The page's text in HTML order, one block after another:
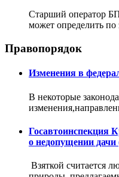
Старший оператор
может определить по
Правопорядок
Изменения в
В некоторые
Госавтоинспекция
о недопущении
Взяткой считается